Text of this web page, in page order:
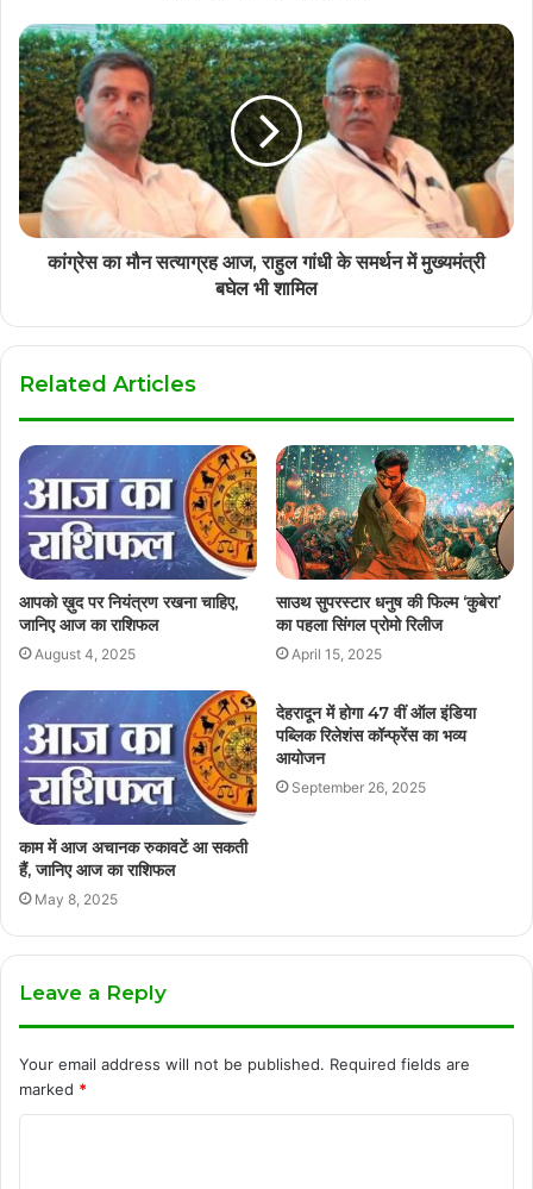
कांग्रेस का मौन सत्याग्रह आज, राहुल गांधी के समर्थन में मुख्यमंत्री
बघेल भी शामिल
Related Articles
आपको ख़ुद पर नियंत्रण रखना चाहिए,
जानिए आज का राशिफल
August 4, 2025
साउथ सुपरस्टार धनुष की फिल्म ‘कुबेरा’
का पहला सिंगल प्रोमो रिलीज
April 15, 2025
काम में आज अचानक रुकावटें आ सकती
हैं, जानिए आज का राशिफल
May 8, 2025
देहरादून में होगा 47 वीं ऑल इंडिया
पब्लिक रिलेशंस कॉन्फ्रेंस का भव्य
आयोजन
September 26, 2025
Leave a Reply
Your email address will not be published. Required fields are
marked *